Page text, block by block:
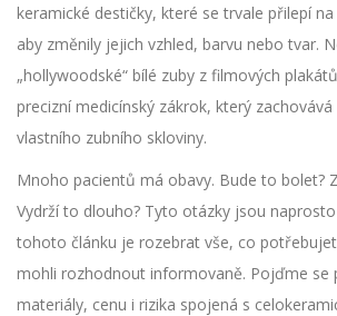
keramické destičky, které se trvale přilepí
aby změnily jejich vzhled, barvu nebo tvar.
„hollywoodské“ bílé zuby z filmových
precizní medicínský zákrok, který
vlastního zubního skloviny.
Mnoho pacientů má obavy. Bude to bolet?
Vydrží to dlouho? Tyto otázky jsou
tohoto článku je rozebrat vše, co
mohli rozhodnout informovaně. Pojďme se
materiály, cenu i rizika spojená s